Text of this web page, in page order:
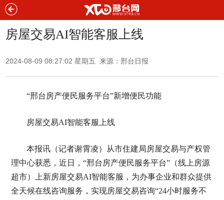
房屋交易AI智能客服上线
2024-08-09 08:27:02 星期五 来源：邢台日报
“邢台房产便民服务平台”新增便民功能
房屋交易AI智能客服上线
本报讯（记者谢霄凌）从市住建局房屋交易与产权管
理中心获悉，近日，“邢台房产便民服务平台”（线上房源
超市）上新房屋交易AI智能客服，为办事企业和群众提供
全天候在线咨询服务，实现房屋交易咨询“24小时服务不